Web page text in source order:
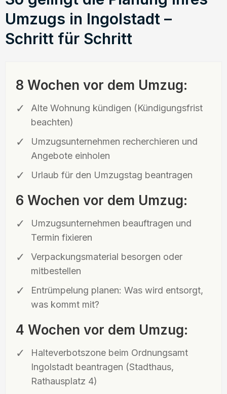
Umzugs in Ingolstadt –
Schritt für Schritt
8 Wochen vor dem Umzug:
Alte Wohnung kündigen (Kündigungsfrist
beachten)
Umzugsunternehmen recherchieren und
Angebote einholen
Urlaub für den Umzugstag beantragen
6 Wochen vor dem Umzug:
Umzugsunternehmen beauftragen und
Termin fixieren
Verpackungsmaterial besorgen oder
mitbestellen
Entrümpelung planen: Was wird entsorgt,
was kommt mit?
4 Wochen vor dem Umzug:
Halteverbotszone beim Ordnungsamt
Ingolstadt beantragen (Stadthaus,
Rathausplatz 4)